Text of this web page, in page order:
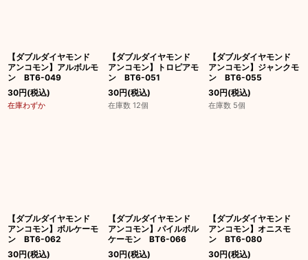
【ダブルダイヤモンド
アンコモン】アルボルモ
ン BT6-049
30円(税込)
在庫わずか
【ダブルダイヤモンド
アンコモン】トロピアモ
ン BT6-051
30円(税込)
在庫数 12個
【ダブルダイヤモンド
アンコモン】ジャンクモ
ン BT6-055
30円(税込)
在庫数 5個
【ダブルダイヤモンド
アンコモン】ボルケーモ
ン BT6-062
30円(税込)
【ダブルダイヤモンド
アンコモン】パイルボル
ケーモン BT6-066
30円(税込)
【ダブルダイヤモンド
アンコモン】オニスモ
ン BT6-080
30円(税込)